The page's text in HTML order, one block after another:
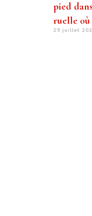
pied
ruelle où
29 juillet